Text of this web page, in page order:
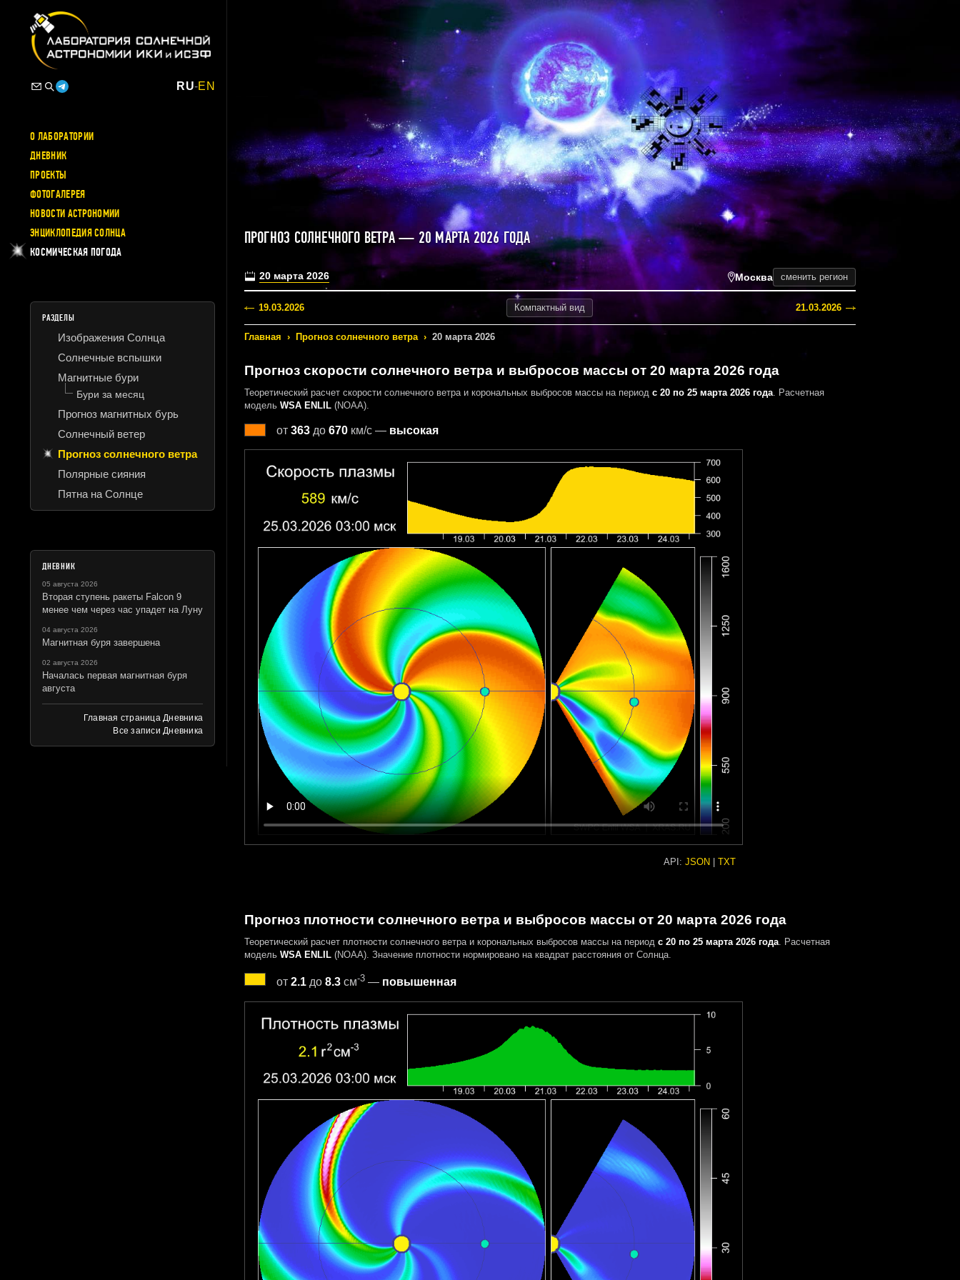
RU-EN
О ЛАБОРАТОРИИ
ДНЕВНИК
ПРОЕКТЫ
ФОТОГАЛЕРЕЯ
НОВОСТИ АСТРОНОМИИ
ЭНЦИКЛОПЕДИЯ СОЛНЦА
КОСМИЧЕСКАЯ ПОГОДА
РАЗДЕЛЫ
Изображения Солнца
Солнечные вспышки
Магнитные бури
Бури за месяц
Прогноз магнитных бурь
Солнечный ветер
Прогноз солнечного ветра
Полярные сияния
Пятна на Солнце
ДНЕВНИК
05 августа 2026
Вторая ступень ракеты Falcon 9
менее чем через час упадет на Луну
04 августа 2026
Магнитная буря завершена
02 августа 2026
Началась первая магнитная буря
августа
Главная страница Дневника
Все записи Дневника
ПРОГНОЗ СОЛНЕЧНОГО ВЕТРА — 20 МАРТА 2026 ГОДА
20 марта 2026 Москва сменить регион
19.03.2026 Компактный вид 21.03.2026
Главная › Прогноз солнечного ветра › 20 марта 2026
Прогноз скорости солнечного ветра и выбросов массы от 20 марта 2026 года
Теоретический расчет скорости солнечного ветра и корональных выбросов массы на период с 20 по 25 марта 2026 года. Расчетная
модель WSA ENLIL(NOAA).
от 363до 670км/с — высокая
API: JSON TXT
Прогноз плотности солнечного ветра и выбросов массы от 20 марта 2026 года
Теоретический расчет плотности солнечного ветра и корональных выбросов массы на период с 20 по 25 марта 2026 года. Расчетная
модель WSA ENLIL(NOAA). Значение плотности нормировано на квадрат расстояния от Солнца.
от 2.1до 8.3см-3— повышенная